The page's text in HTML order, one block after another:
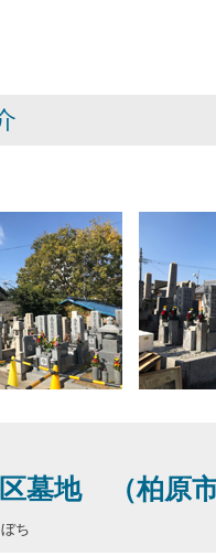
墓地 （柏原
ち